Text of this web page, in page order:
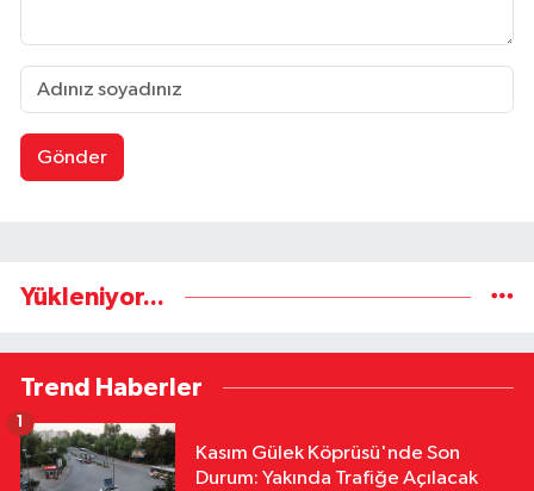
Gönder
Yükleniyor...
Trend Haberler
Kasım Gülek Köprüsü'nde Son
Durum: Yakında Trafiğe Açılacak
1